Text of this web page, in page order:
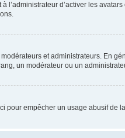
d’activer les
et administrateurs. En
un modérateur ou un
pour empêcher un usage abusif de